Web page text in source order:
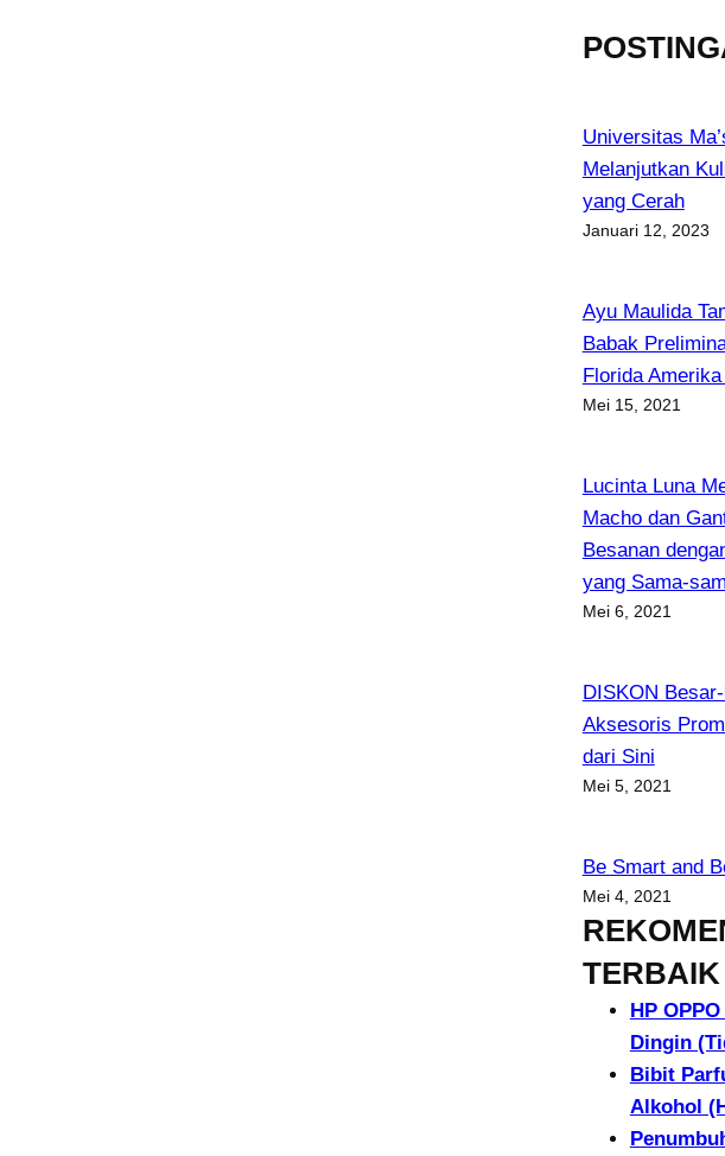
Universitas
Melanjutkan
yang Cerah
Januari 12, 2023
Ayu Maulida
Babak
Florida
Mei 15, 2021
Lucinta Luna
Macho dan
Besanan
yang Sama-
Mei 6, 2021
DISKON
Aksesoris
dari Sini
Mei 5, 2021
Be Smart and
Mei 4, 2021
TERBAIK
HP
Dingin
Bibit
Alkohol